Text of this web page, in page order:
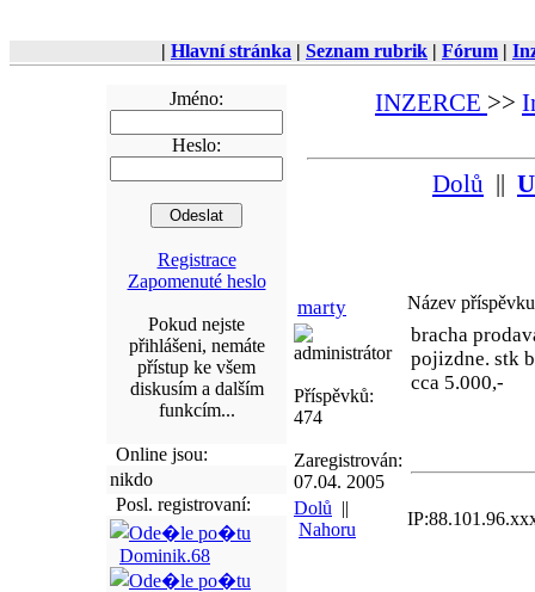
| Hlavní stránka | Seznam rubrik | Fórum |
Jméno:
Heslo:
Registrace
Zapomenuté heslo
Pokud nejste
přihlášeni, nemáte
přístup ke všem
diskusím a dalším
funkcím...
Online jsou:
nikdo
Posl. registrovaní:
Dominik.68
INZERCE >>
Dolů ||
marty
administrátor
Příspěvků:
474
Zaregistrován:
07.04. 2005
Název
bracha
pojizdne. stk
cca 5.000,-
Dolů ||
Nahoru